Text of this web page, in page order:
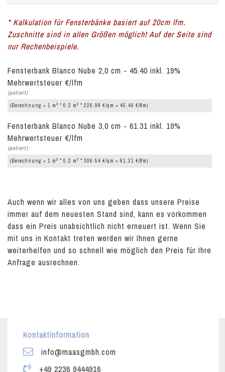
* Kalkulation für Fensterbänke basiert auf 20cm lfm.
Zuschnitte sind in allen Größen möglich! Auf der Seite sind
nur Rechenbeispiele.
Fensterbank Blanco Nube 2,0 cm - 45.40 inkl. 19%
Mehrwertsteuer €/lfm
(poliert)
(Berechnung = 1 m 2 * 0.2 m 2 * 226.99 €/qm = 45.40 €/lfm)
Fensterbank Blanco Nube 3,0 cm - 61.31 inkl. 19%
Mehrwertsteuer €/lfm
(poliert)
(Berechnung = 1 m 2 * 0.2 m 2 * 306.54 €/qm = 61.31 €/lfm)
Auch wenn wir alles von uns geben dass unsere Preise
immer auf dem neuesten Stand sind, kann es vorkommen
dass ein Preis unabsichtlich nicht erneuert ist. Wenn Sie
mit uns in Kontakt treten werden wir Ihnen gerne
weiterhelfen und so schnell wie möglich den Preis für Ihre
Anfrage ausrechnen.
Kontaktinformation
info@maasgmbh.com
+49 2236 9444916